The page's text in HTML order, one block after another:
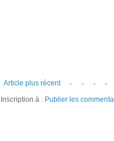
Article plus récent
Inscription à : Publier les